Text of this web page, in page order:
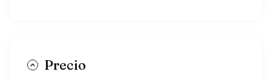
Precio